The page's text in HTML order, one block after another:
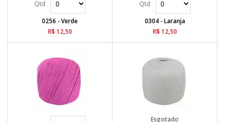
0256 - Verde
R$ 12,50
0304 - Laranja
R$ 12,50